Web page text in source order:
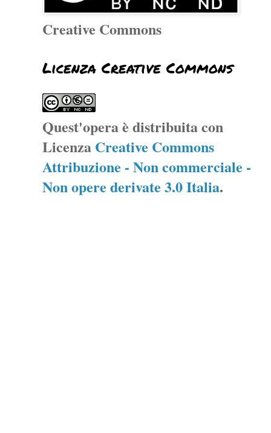
Creative Commons
Licenza Creative Commons
Quest'opera è distribuita con
Licenza Creative Commons
Attribuzione - Non commerciale -
Non opere derivate 3.0 Italia.